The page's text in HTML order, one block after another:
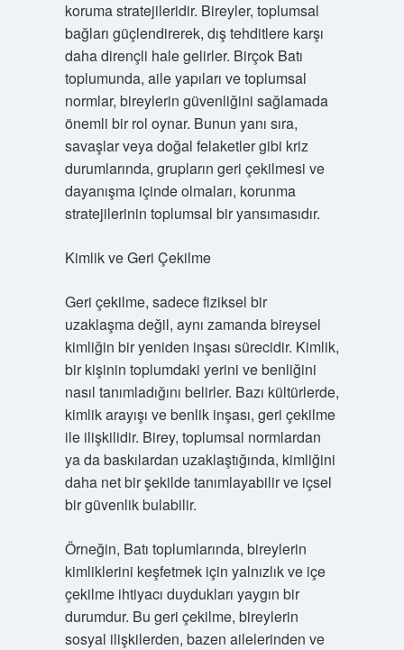
koruma stratejileridir. Bireyler, toplumsal
bağları güçlendirerek, dış tehditlere karşı
daha dirençli hale gelirler. Birçok Batı
toplumunda, aile yapıları ve toplumsal
normlar, bireylerin güvenliğini sağlamada
önemli bir rol oynar. Bunun yanı sıra,
savaşlar veya doğal felaketler gibi kriz
durumlarında, grupların geri çekilmesi ve
dayanışma içinde olmaları, korunma
stratejilerinin toplumsal bir yansımasıdır.
Kimlik ve Geri Çekilme
Geri çekilme, sadece fiziksel bir
uzaklaşma değil, aynı zamanda bireysel
kimliğin bir yeniden inşası sürecidir. Kimlik,
bir kişinin toplumdaki yerini ve benliğini
nasıl tanımladığını belirler. Bazı kültürlerde,
kimlik arayışı ve benlik inşası, geri çekilme
ile ilişkilidir. Birey, toplumsal normlardan
ya da baskılardan uzaklaştığında, kimliğini
daha net bir şekilde tanımlayabilir ve içsel
bir güvenlik bulabilir.
Örneğin, Batı toplumlarında, bireylerin
kimliklerini keşfetmek için yalnızlık ve içe
çekilme ihtiyacı duydukları yaygın bir
durumdur. Bu geri çekilme, bireylerin
sosyal ilişkilerden, bazen ailelerinden ve